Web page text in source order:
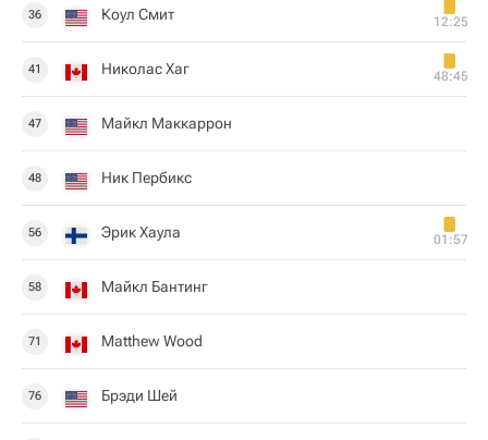
36 Коул Смит 12:25
41 Николас Хаг 48:45
47 Майкл Маккаррон
48 Ник Пербикс
56 Эрик Хаула 01:57
58 Майкл Бантинг
71 Matthew Wood
76 Брэди Шей